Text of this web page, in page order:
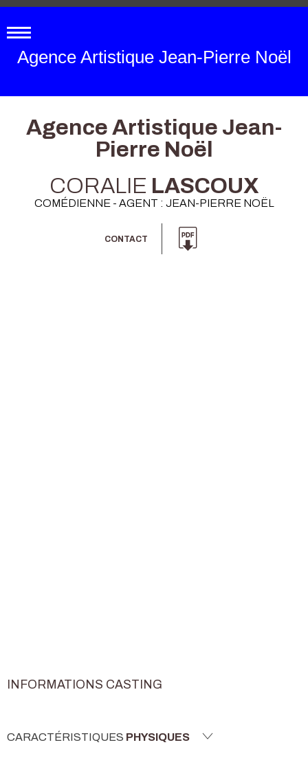
Agence Artistique Jean-Pierre Noël
Agence Artistique Jean-
Pierre Noël
CORALIE LASCOUX
COMÉDIENNE - AGENT : JEAN-PIERRE NOËL
CONTACT
INFORMATIONS CASTING
CARACTÉRISTIQUES PHYSIQUES